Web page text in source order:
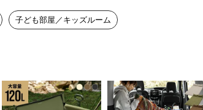
子ども部屋／キッズルーム